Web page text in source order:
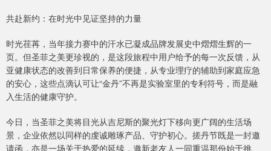
共赴新约：在时光中见证坚持的力量
时光荏苒，当年接力赛中的汗水已凝成品牌发展史中熠熠生辉的一
页。但圣菲之美更珍视的，是这段旅程中用户给予的每一次反馈，从
亚健康状态的改善到日常保养的便捷，从专业理疗的辅助到家庭应急
的安心，这些点滴认可让“金丹”不再是实验室里的专利符号，而是融
入生活的健康守护。
今日，当圣菲之美将目光从吉尼斯的聚光灯下移向更广阔的生活场
景，企业依然以同样的虔诚雕琢产品、守护初心。搓丹节既是一封邀
请函，亦是一场关于热爱的延续，邀新老友人一同重温那份始于挑